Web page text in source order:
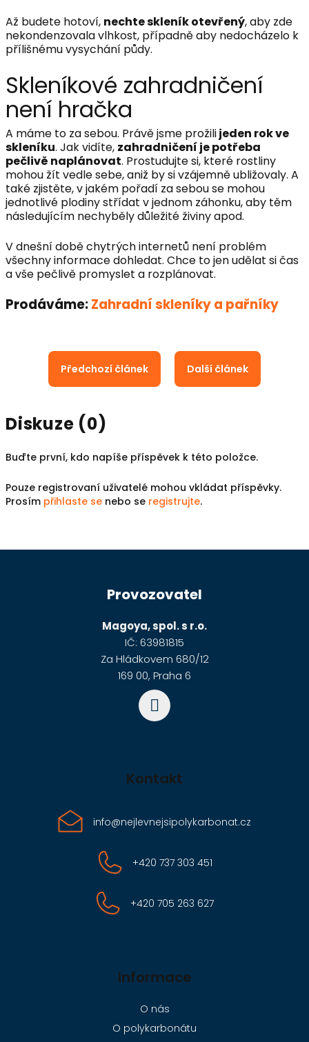
Až budete hotoví, nechte skleník otevřený, aby zde
nekondenzovala vlhkost, případně aby nedocházelo k
přílišnému vysychání půdy.
Skleníkové zahradničení
není hračka
A máme to za sebou. Právě jsme prožilijeden rok ve
skleníku. Jak vidíte, zahradničení je potřeba
pečlivě naplánovat. Prostudujte si, které rostliny
mohou žít vedle sebe, aniž by si vzájemně ubližovaly. A
také zjistěte, v jakém pořadí za sebou se mohou
jednotlivé plodiny střídat v jednom záhonku, aby těm
následujícím nechyběly důležité živiny apod.
V dnešní době chytrých internetů není problém
všechny informace dohledat. Chce to jen udělat si čas
a vše pečlivě promyslet a rozplánovat.
Prodáváme:Zahradní skleníky a pařníky
Předchozí článek Další článek
Diskuze (0)
Buďte první, kdo napíše příspěvek k této položce.
Pouze registrovaní uživatelé mohou vkládat příspěvky.
Prosím přihlaste se nebo se registrujte.
Provozovatel
Magoya, spol. s r.o.
IČ: 63981815
Za Hládkovem 680/12
169 00, Praha 6
Kontakt
info@nejlevnejsipolykarbonat.cz
+420 737 303 451
+420 705 263 627
Informace
O nás
O polykarbonátu